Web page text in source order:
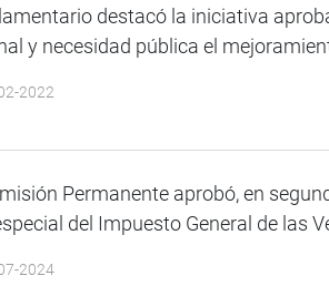
destacó la iniciativa
y necesidad pública el
2022
Permanente aprobó, en
del Impuesto General de las
2024